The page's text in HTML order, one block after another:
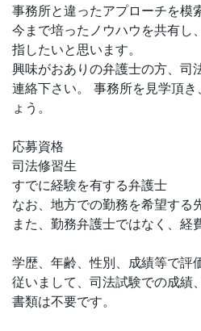
事務所と違ったアプローチを模
今まで培ったノウハウを共有し
指したいと思います。
興味がおありの弁護士の方、司
連絡下さい。 事務所を見学頂
ょう。
応募資格
司法修習生
すでに経験を有する弁護士
なお、地方での勤務を希望する
また、勤務弁護士ではなく、経
学歴、年齢、性別、成績等で評
従いまして、司法試験での成績
書類は不要です。